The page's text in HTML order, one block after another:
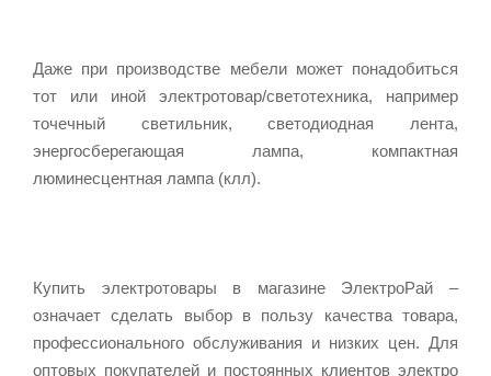
Даже при производстве мебели может понадобиться
тот или иной электротовар/светотехника, например
точечный светильник, светодиодная лента,
энергосберегающая лампа, компактная
люминесцентная лампа (клл).
Купить электротовары в магазине ЭлектроРай –
означает сделать выбор в пользу качества товара,
профессионального обслуживания и низких цен. Для
оптовых покупателей и постоянных клиентов электро